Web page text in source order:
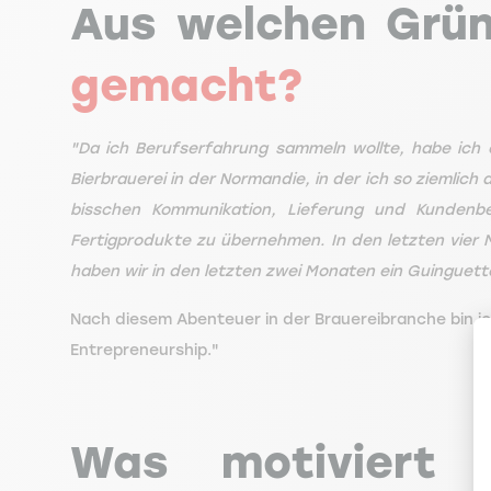
Aus welchen
gemacht?
"Da ich Berufserfahrung sammeln wollte, habe
Bierbrauerei in der Normandie, in der ich so
bisschen Kommunikation, Lieferung und
Fertigprodukte zu übernehmen. In den letzten vier
haben wir in den letzten zwei Monaten ein
Nach diesem Abenteuer in der Brauereibranche bin
Entrepreneurship."
Was